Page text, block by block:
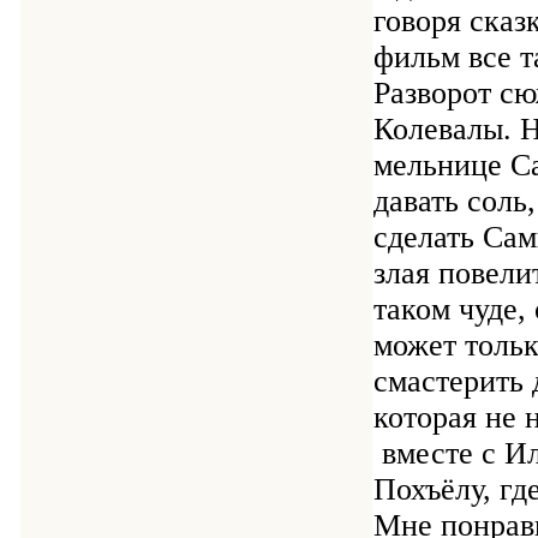
говоря
фильм все
Разворот
Колевалы.
мельнице
давать
сделать
злая
таком
может
которая не
вместе с
Похъёлу,
Мне